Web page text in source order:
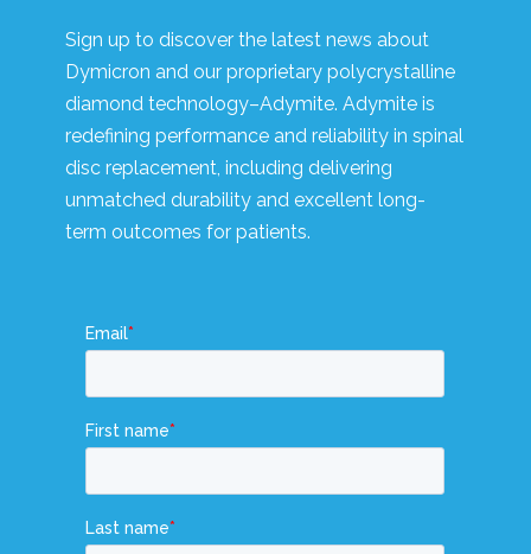
Sign up to discover the latest news about
Dymicron and our proprietary polycrystalline
diamond technology–Adymite. Adymite is
redefining performance and reliability in spinal
disc replacement, including delivering
unmatched durability and excellent long-
term outcomes for patients.